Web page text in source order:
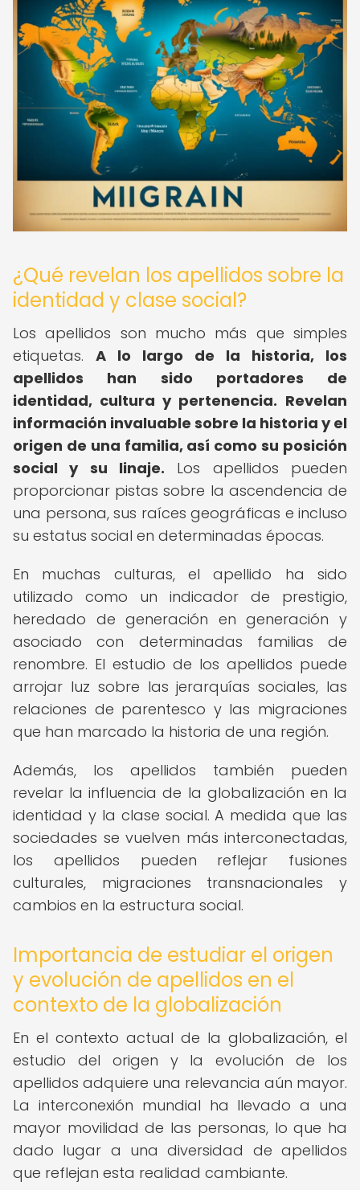
¿Qué revelan los apellidos sobre la
identidad y clase social?
Los apellidos son mucho más que simples
etiquetas. A lo largo de la historia, los
apellidos han sido portadores de
identidad, cultura y pertenencia. Revelan
información invaluable sobre la historia y el
origen de una familia, así como su posición
social y su linaje. Los apellidos pueden
proporcionar pistas sobre la ascendencia de
una persona, sus raíces geográficas e incluso
su estatus social en determinadas épocas.
En muchas culturas, el apellido ha sido
utilizado como un indicador de prestigio,
heredado de generación en generación y
asociado con determinadas familias de
renombre. El estudio de los apellidos puede
arrojar luz sobre las jerarquías sociales, las
relaciones de parentesco y las migraciones
que han marcado la historia de una región.
Además, los apellidos también pueden
revelar la influencia de la globalización en la
identidad y la clase social. A medida que las
sociedades se vuelven más interconectadas,
los apellidos pueden reflejar fusiones
culturales, migraciones transnacionales y
cambios en la estructura social.
Importancia de estudiar el origen
y evolución de apellidos en el
contexto de la globalización
En el contexto actual de la globalización, el
estudio del origen y la evolución de los
apellidos adquiere una relevancia aún mayor.
La interconexión mundial ha llevado a una
mayor movilidad de las personas, lo que ha
dado lugar a una diversidad de apellidos
que reflejan esta realidad cambiante.